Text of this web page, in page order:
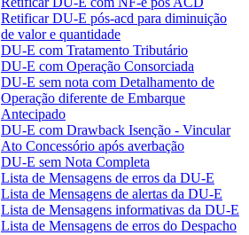
Retificar DU-E pós-acd para diminuição
de valor e quantidade
DU-E com Tratamento Tributário
DU-E com Operação Consorciada
DU-E sem nota com Detalhamento de
Operação diferente de Embarque
Antecipado
DU-E com Drawback Isenção - Vincular
Ato Concessório após averbação
DU-E sem Nota Completa
Lista de Mensagens de erros da DU-E
Lista de Mensagens de alertas da DU-E
Lista de Mensagens informativas da DU-E
Lista de Mensagens de erros do Despacho